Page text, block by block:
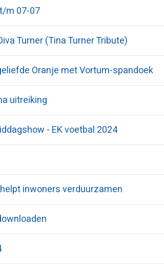
m 07-07
Turner (Tina Turner Tribute)
Oranje met Vortum-spandoek
uitreiking
- EK voetbal 2024
inwoners verduurzamen